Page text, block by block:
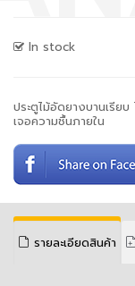
In stock
ประตูไม้อัดยางบานเรีย
เจอความชื้นภายใน
รายละเอียดสินค้า